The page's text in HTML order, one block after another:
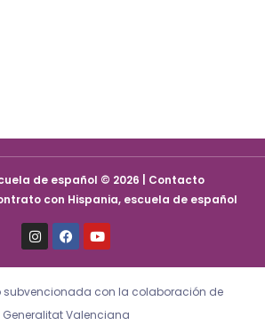
de español © 2026 | Contacto
con Hispania, escuela de español
I
n
s
t
g
r
F
a
c
e
o
o
Y
o
u
t
b
e
subvencionada con la colaboración de
Generalitat Valenciana